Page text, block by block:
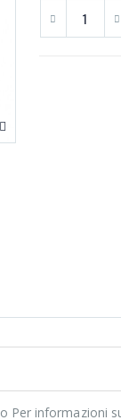
Per informazioni